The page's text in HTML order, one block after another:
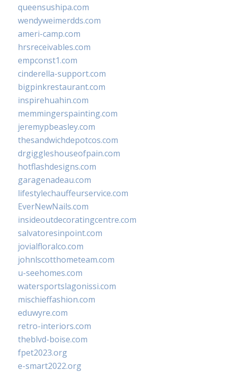
queensushipa.com
wendyweimerdds.com
ameri-camp.com
hrsreceivables.com
empconst1.com
cinderella-support.com
bigpinkrestaurant.com
inspirehuahin.com
memmingerspainting.com
jeremypbeasley.com
thesandwichdepotcos.com
drgiggleshouseofpain.com
hotflashdesigns.com
garagenadeau.com
lifestylechauffeurservice.com
EverNewNails.com
insideoutdecoratingcentre.com
salvatoresinpoint.com
jovialfloralco.com
johnlscotthometeam.com
u-seehomes.com
watersportslagonissi.com
mischieffashion.com
eduwyre.com
retro-interiors.com
theblvd-boise.com
fpet2023.org
e-smart2022.org